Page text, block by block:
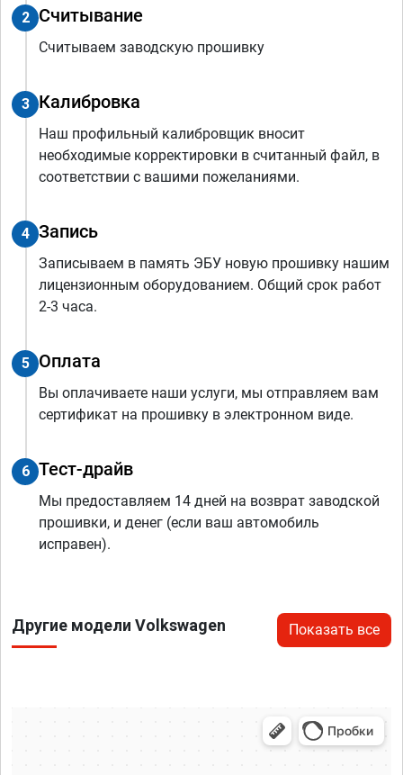
2 Считывание
Считываем заводскую прошивку
3 Калибровка
Наш профильный калибровщик вносит
необходимые корректировки в считанный файл, в
соответствии с вашими пожеланиями.
4 Запись
Записываем в память ЭБУ новую прошивку нашим
лицензионным оборудованием. Общий срок работ
2-3 часа.
5 Оплата
Вы оплачиваете наши услуги, мы отправляем вам
сертификат на прошивку в электронном виде.
6 Тест-драйв
Мы предоставляем 14 дней на возврат заводской
прошивки, и денег (если ваш автомобиль
исправен).
Другие модели Volkswagen Показать все